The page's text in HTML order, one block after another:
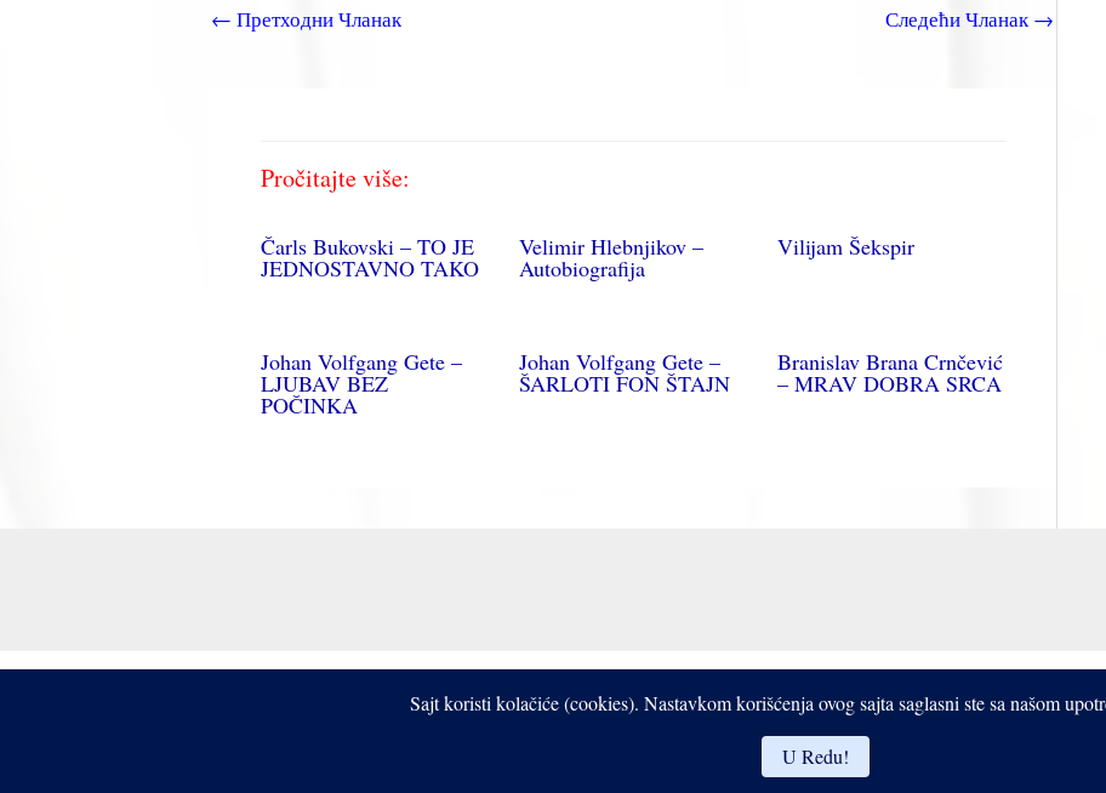
← Претходни Чланак Следећи Чланак →
Pročitajte više:
Čarls Bukovski – TO JE
JEDNOSTAVNO TAKO
Velimir Hlebnjikov –
Autobiografija
Vilijam Šekspir
Johan Volfgang Gete –
LJUBAV BEZ
POČINKA
Johan Volfgang Gete –
ŠARLOTI FON ŠTAJN
Branislav Brana Crnčević
– MRAV DOBRA SRCA
Copyright © 2017- 2026 Bistrooki
Sajt koristi kolačiće (cookies). Nastavkom korišćenja ovog sajta saglasni ste sa našom
U Redu!